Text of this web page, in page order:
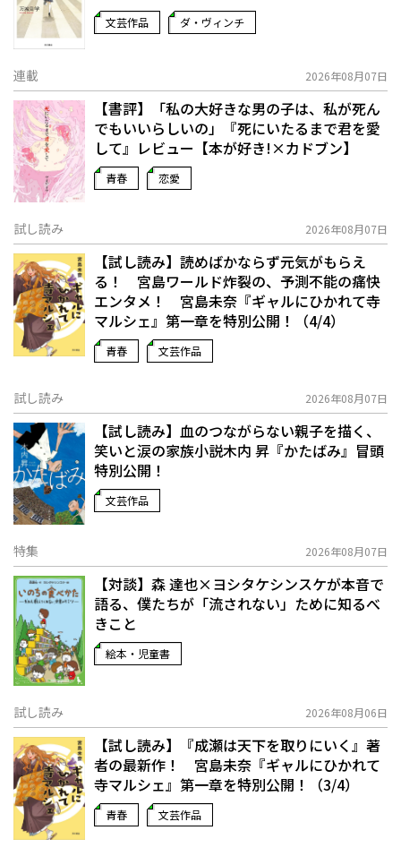
文芸作品 ダ・ヴィンチ
連載 2026年08月07日
【書評】「私の大好きな男の子は、私が死ん
でもいいらしいの」――『死にいたるまで君を愛
して』レビュー【本が好き!×カドブン】
青春 恋愛
試し読み 2026年08月07日
【試し読み】読めばかならず元気がもらえ
る！ 宮島ワールド炸裂の、予測不能の痛快
エンタメ！ 宮島未奈『ギャルにひかれて寺
マルシェ』第一章を特別公開！（4/4）
青春 文芸作品
試し読み 2026年08月07日
【試し読み】血のつながらない親子を描く、
笑いと涙の家族小説――木内 昇『かたばみ』冒頭
特別公開！
文芸作品
特集 2026年08月07日
【対談】森 達也×ヨシタケシンスケが本音で
語る、僕たちが「流されない」ために知るべ
きこと
絵本・児童書
試し読み 2026年08月06日
【試し読み】『成瀬は天下を取りにいく』著
者の最新作！ 宮島未奈『ギャルにひかれて
寺マルシェ』第一章を特別公開！（3/4）
青春 文芸作品